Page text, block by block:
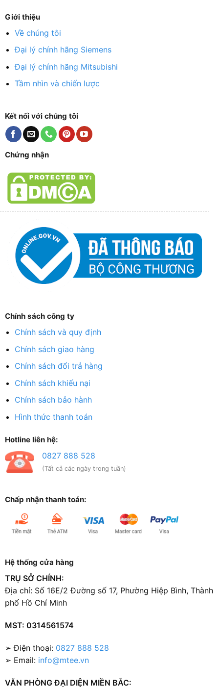
Giới thiệu
Về chúng tôi
Đại lý chính hãng Siemens
Đại lý chính hãng Mitsubishi
Tầm nhìn và chiến lược
Kết nối với chúng tôi
Chứng nhận
Chính sách công ty
Chính sách và quy định
Chính sách giao hàng
Chính sách đổi trả hàng
Chính sách khiếu nại
Chính sách bảo hành
Hình thức thanh toán
Hotline liên hệ:
0827 888 528
(Tất cả các ngày trong tuần)
Chấp nhận thanh toán:
Hệ thống cửa hàng
TRỤ SỞ CHÍNH:
Địa chỉ: Số 16E/2 Đường số 17, Phường Hiệp Bình, Thành
phố Hồ Chí Minh
MST: 0314561574
➢ Điện thoại: 0827 888 528
➢ Email: info@mtee.vn
VĂN PHÒNG ĐẠI DIỆN MIỀN BẮC: